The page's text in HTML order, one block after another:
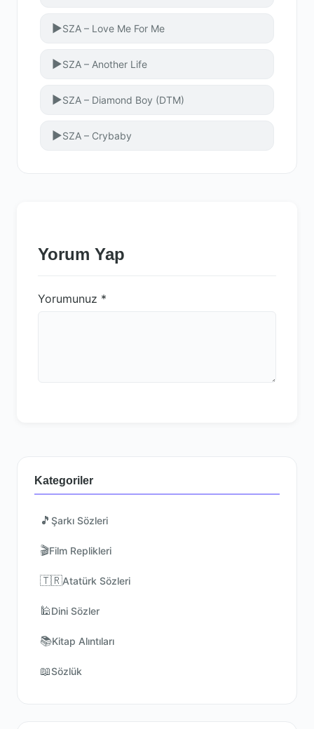
▶SZA – Love Me For Me
▶SZA – Another Life
▶SZA – Diamond Boy (DTM)
▶SZA – Crybaby
Yorum Yap
Yorumunuz *
Kategoriler
🎵 Şarkı Sözleri
🎬Film Replikleri
🇹🇷Atatürk Sözleri
🕌Dini Sözler
📚Kitap Alıntıları
📖Sözlük